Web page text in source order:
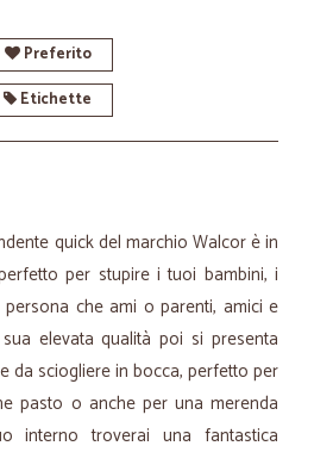
Preferito
Etichette
quick del marchio Walcor è in
per stupire i tuoi bambini, i
che ami o parenti, amici e
elevata qualità poi si presenta
da sciogliere in bocca, perfetto per
pasto o anche per una merenda
interno troverai una fantastica